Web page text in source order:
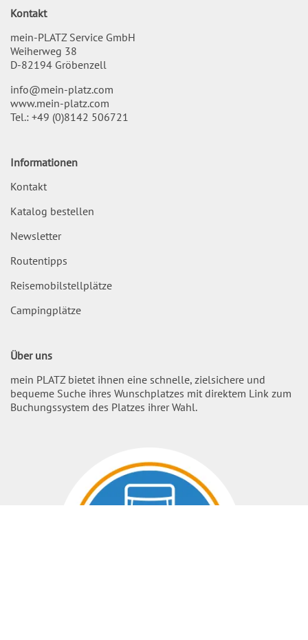
Kontakt
mein-PLATZ Service GmbH
Weiherweg 38
D-82194 Gröbenzell
info@mein-platz.com
www.mein-platz.com
Tel.: +49 (0)8142 506721
Informationen
Kontakt
Katalog bestellen
Newsletter
Routentipps
Reisemobilstellplätze
Campingplätze
Über uns
mein PLATZ bietet ihnen eine schnelle, zielsichere und
bequeme Suche ihres Wunschplatzes mit direktem Link zum
Buchungssystem des Platzes ihrer Wahl.